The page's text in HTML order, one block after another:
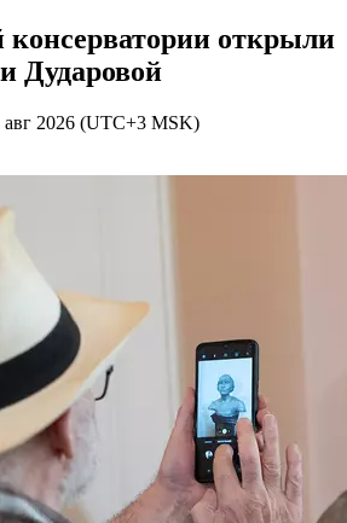
открыли
Дударовой
2026 (UTC+3 MSK)